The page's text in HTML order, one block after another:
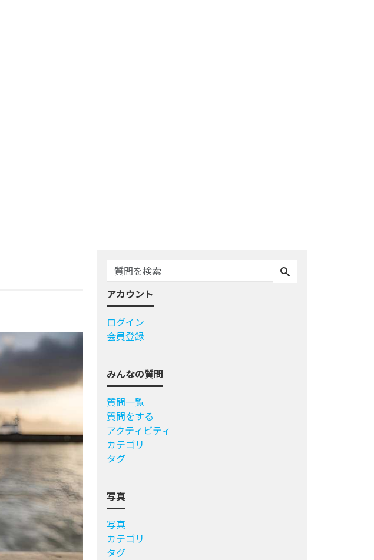
アカウント
ログイン
会員登録
みんなの質問
質問一覧
質問をする
アクティビティ
カテゴリ
タグ
写真
写真
カテゴリ
タグ